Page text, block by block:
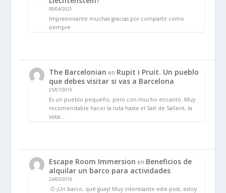
08/04/2021
Impresionante muchas gracias por compartir como
siempre
The Barcelonian en Rupit i Pruit. Un pueblo
que debes visitar si vas a Barcelona
25/07/2019
Es un pueblo pequeño, pero con mucho encanto. Muy
recomendable hacer la ruta hasta el Salt de Sallent, la
vista…
Escape Room Immersion en Beneficios de
alquilar un barco para actividades
24/05/2018
:O ¡Un barco, qué guay! Muy interesante este post, estoy